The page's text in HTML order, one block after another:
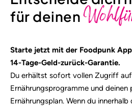
für deinen
Starte jetzt mit der Foodpunk
14-Tage-Geld-zurück-Garantie.
Du erhältst sofort vollen Zugriff
Ernährungsprogramme und deinen
Ernährungsplan. Wenn du innerhalb